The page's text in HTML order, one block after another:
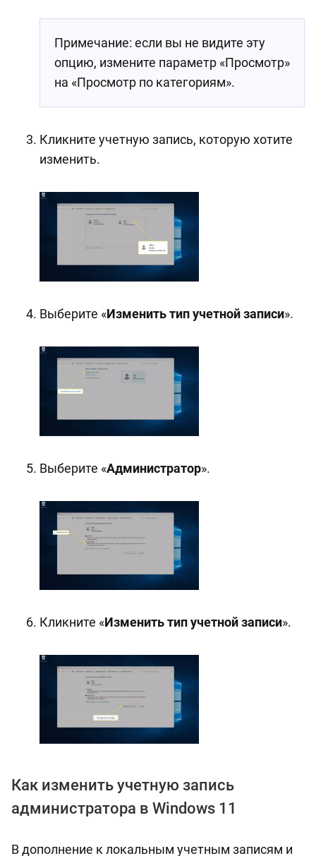
Примечание: если вы не видите эту
опцию, измените параметр «Просмотр»
на «Просмотр по категориям».
Кликните учетную запись, которую хотите
изменить.
Выберите «Изменить тип учетной записи».
Выберите «Администратор».
Кликните «Изменить тип учетной записи».
Как изменить учетную запись
администратора в Windows 11
В дополнение к локальным учетным записям и